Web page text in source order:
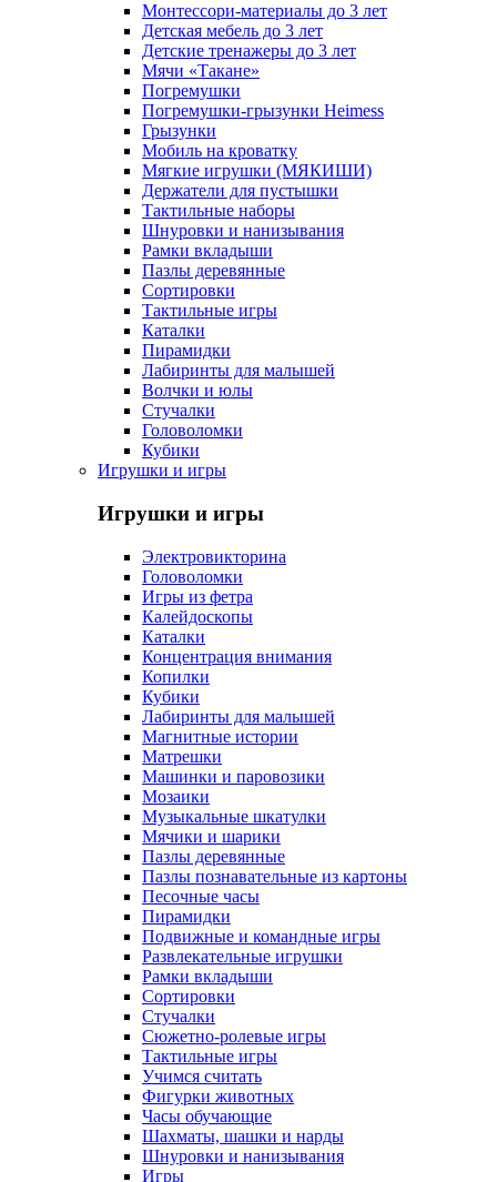
Монтессори-материалы до 3 лет
Детская мебель до 3 лет
Детские тренажеры до 3 лет
Мячи «Такане»
Погремушки
Погремушки-грызунки Heimess
Грызунки
Мобиль на кроватку
Мягкие игрушки (МЯКИШИ)
Держатели для пустышки
Тактильные наборы
Шнуровки и нанизывания
Рамки вкладыши
Пазлы деревянные
Сортировки
Тактильные игры
Каталки
Пирамидки
Лабиринты для малышей
Волчки и юлы
Стучалки
Головоломки
Кубики
Игрушки и игры
Игрушки и игры
Электровикторина
Головоломки
Игры из фетра
Калейдоскопы
Каталки
Концентрация внимания
Копилки
Кубики
Лабиринты для малышей
Магнитные истории
Матрешки
Машинки и паровозики
Мозаики
Музыкальные шкатулки
Мячики и шарики
Пазлы деревянные
Пазлы познавательные из картоны
Песочные часы
Пирамидки
Подвижные и командные игры
Развлекательные игрушки
Рамки вкладыши
Сортировки
Стучалки
Сюжетно-ролевые игры
Тактильные игры
Учимся считать
Фигурки животных
Часы обучающие
Шахматы, шашки и нарды
Шнуровки и нанизывания
Игры